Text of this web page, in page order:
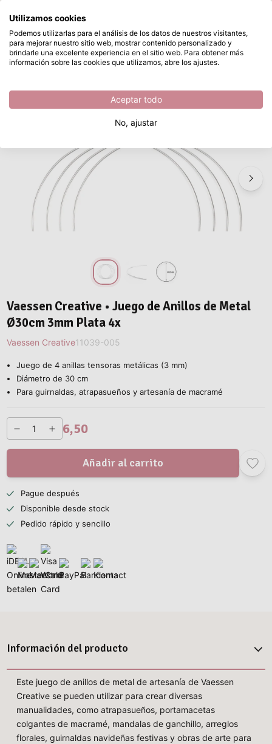
Saltar al contenido principal
Disponible desde stock Vaessen Creative • Juego de Anillos de Metal Ø30cm 3mm Plata 4x
/ Vaessen Creative /
Vaessen Creative • Juego de Anillos de Metal
Ø30cm 3mm Plata 4x
Vaessen Creative11039-005
Juego de 4 anillas tensoras metálicas (3 mm)
Diámetro de 30 cm
Para guirnaldas, atrapasueños y artesanía de macramé
6,50
Añadir al carrito
Pague después
Disponible desde stock
Pedido rápido y sencillo
Información del producto
Este juego de anillos de metal de artesanía de Vaessen
Creative se pueden utilizar para crear diversas
manualidades, como atrapasueños, portamacetas
colgantes de macramé, mandalas de ganchillo, arreglos
florales, guirnaldas navideñas festivas y obras de arte para
¿Qué estás buscando?
Utilizamos cookies
Podemos utilizarlas para el análisis de los datos de nuestros visitantes,
para mejorar nuestro sitio web, mostrar contenido personalizado y
brindarle una excelente experiencia en el sitio web. Para obtener más
información sobre las cookies que utilizamos, abre los ajustes.
Aceptar todo
No, ajustar